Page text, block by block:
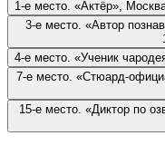
1-е место. «Актёр»,
3-е место. «Автор
4-е место. «Ученик
7-е место. «Стюард-
15-е место. «Диктор по